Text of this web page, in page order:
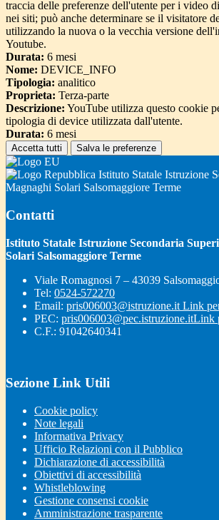
traccia delle preferenze dell'utente per i video
nei siti; può anche determinare se il visitatore
utilizzando la nuova o la vecchia versione
Youtube.
Durata: 6 mesi
Nome: DEVICE_INFO
Tipologia: analitico
Proprieta: Terza-parte
Descrizione: YouTube utilizza questo cookie
tipologia di device utilizzata dall'utente.
Durata: 6 mesi
Accetta tutti Salva le preferenze
Istituto Statale Istruzione
Magnaghi Solari Salsomaggiore Terme
Contatti
Istituto Statale Istruzione Secondaria
Solari Salsomaggiore Terme
Viale Romagnosi 7 – 43039
Tel: 0524-572270
Email: pris006003@istruzione.it Link
PEC: pris006003@pec.istruzione.itLink
C.F.: 91042640341
Sezione Link Utili
Cookie policy
Note legali
Informativa Privacy
Ufficio Relazioni con il Pubblico
Dichiarazione di accessibilità
Obiettivi di accessibilità
Whistleblowing
Gestione consensi cookie
Amministrazione trasparente